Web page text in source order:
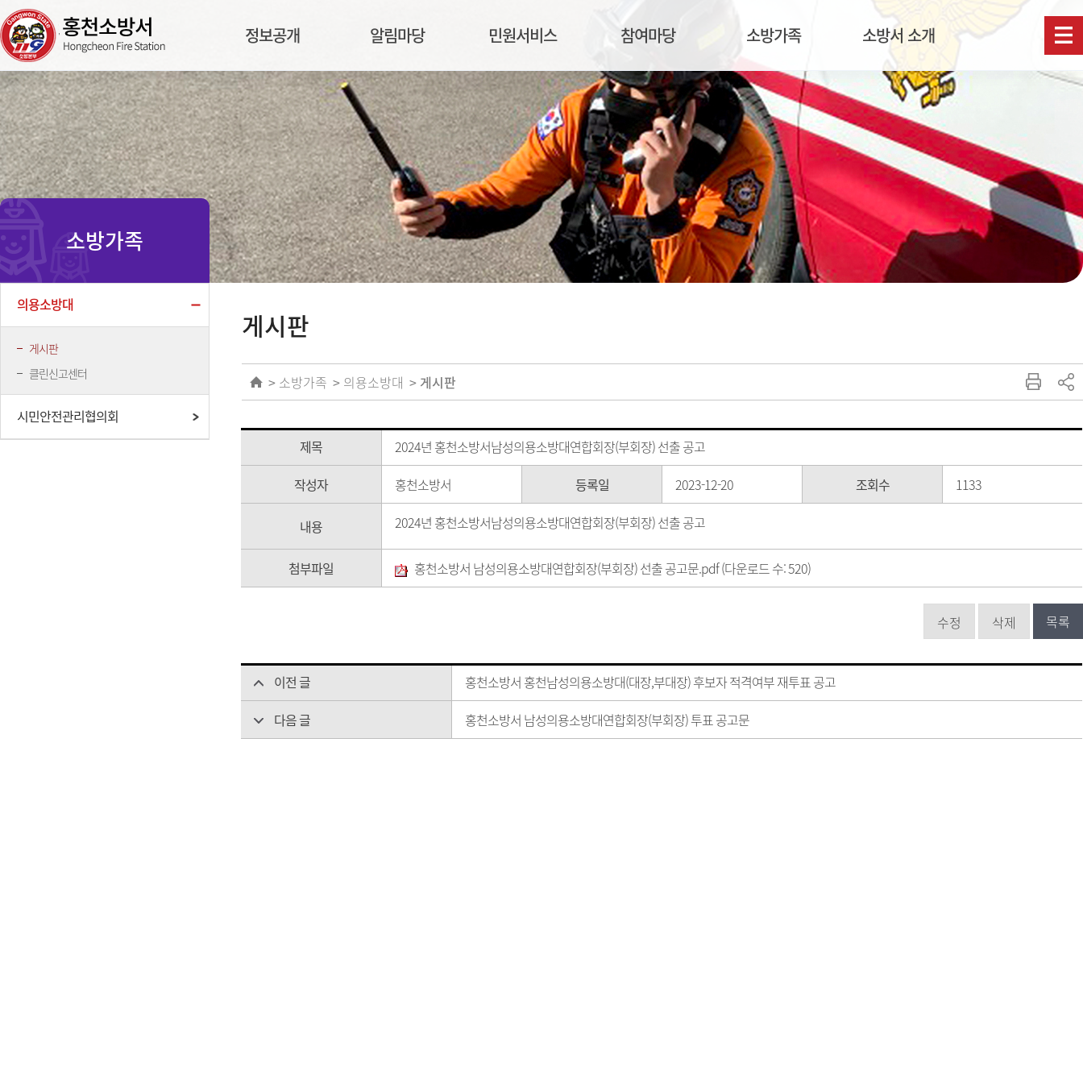
정보공개 알림마당 민원서비스 참여마당 소방가족 소방서 소개
소방가족
의용소방대
게시판
클린신고센터
시민안전관리협의회
게시판
소방가족 의용소방대 게시판
제목
2024년 홍천소방서남성의용소방대연합회장(부회장) 선출 공고
작성자
홍천소방서 등록일 2023-12-20 조회수 1133
내용 2024년 홍천소방서남성의용소방대연합회장(부회장) 선출 공고
첨부파일 홍천소방서 남성의용소방대연합회장(부회장) 선출 공고문.pdf(다운로드 수: 520)
수정 삭제 목록
이전 글
홍천소방서 홍천남성의용소방대(대장,부대장) 후보자 적격여부 재투표 공고
다음 글
홍천소방서 남성의용소방대연합회장(부회장) 투표 공고문